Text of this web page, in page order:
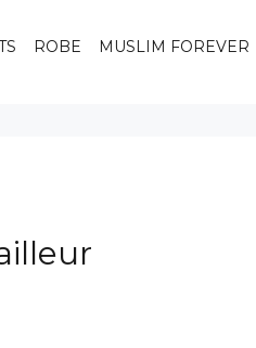
ROBE MUSLIM FOREVER